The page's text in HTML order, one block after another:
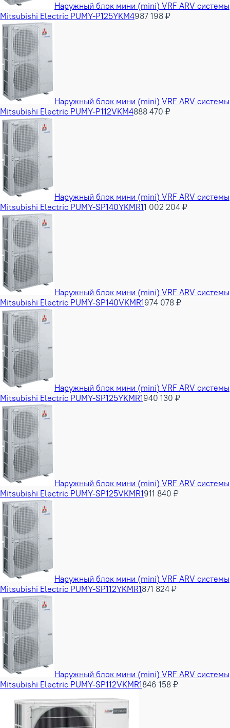
Наружный блок мини (mini) VRF ARV системы
Mitsubishi Electric PUMY-P125YKM4987 198 ₽
Наружный блок мини (mini) VRF ARV системы
Mitsubishi Electric PUMY-P112VKM4888 470 ₽
Наружный блок мини (mini) VRF ARV системы
Mitsubishi Electric PUMY-SP140YKMR11 002 204 ₽
Наружный блок мини (mini) VRF ARV системы
Mitsubishi Electric PUMY-SP140VKMR1974 078 ₽
Наружный блок мини (mini) VRF ARV системы
Mitsubishi Electric PUMY-SP125YKMR1940 130 ₽
Наружный блок мини (mini) VRF ARV системы
Mitsubishi Electric PUMY-SP125VKMR1911 840 ₽
Наружный блок мини (mini) VRF ARV системы
Mitsubishi Electric PUMY-SP112YKMR1871 824 ₽
Наружный блок мини (mini) VRF ARV системы
Mitsubishi Electric PUMY-SP112VKMR1846 158 ₽